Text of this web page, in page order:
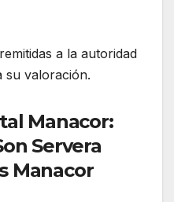
a la autoridad
su valoración.
Manacor:
Servera
Manacor